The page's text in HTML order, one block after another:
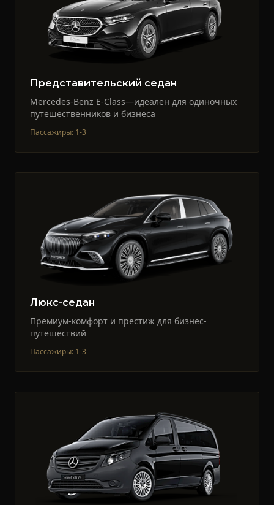
Представительский седан
Mercedes-Benz E-Class—идеален для одиночных
путешественников и бизнеса
Пассажиры: 1-3
Люкс-седан
Премиум-комфорт и престиж для бизнес-
путешествий
Пассажиры: 1-3